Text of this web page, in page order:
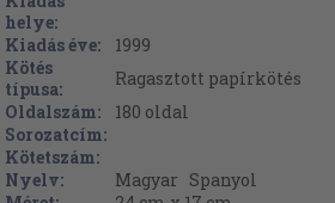
helye:
Kiadás éve:
1999
Kötés
típusa:
Ragasztott papírkötés
Oldalszám:
180 oldal
Sorozatcím:
Kötetszám:
Nyelv:
Magyar Spanyol